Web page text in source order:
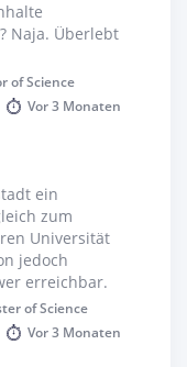
an der Uni
Wert wird in der
dem Sportangebot
es noch ein
eigenen TV-
Naja. Überlebt
of Science
Vor3 Monaten
ein
zum
Universität
jedoch
erreichbar.
of Science
Vor3 Monaten